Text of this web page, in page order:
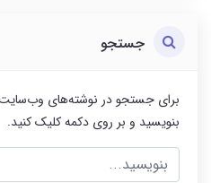
جستجو
برای جستجو در نوشته‌های
بنویسید و بر روی دکمه کلیک کنید.